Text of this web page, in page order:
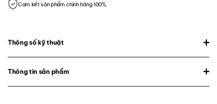
Cam kết sản phẩm chính hãng 100%
Thông số kỹ thuật
Thông tin sản phẩm